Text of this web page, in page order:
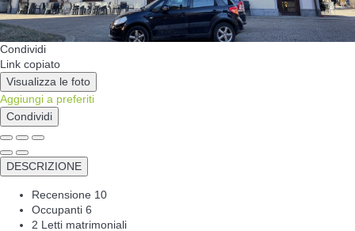
Condividi
Link copiato
Visualizza le foto
Aggiungi a preferiti
Condividi
DESCRIZIONE
Recensione 10
Occupanti 6
2 Letti matrimoniali